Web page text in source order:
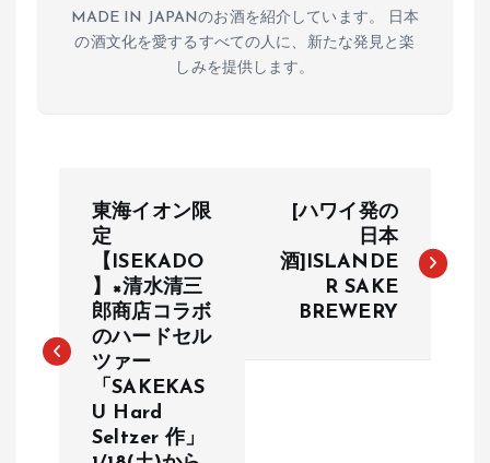
MADE IN JAPANのお酒を紹介しています。 日本
の酒文化を愛するすべての人に、新たな発見と楽
しみを提供します。
ビ
東海イオン限
定
【ISEKADO
】×清水清三
郎商店コラボ
のハードセル
ツァー
「SAKEKAS
U Hard
Seltzer 作」
[ハワイ発の
日本
酒]ISLANDE
R SAKE
BREWERY